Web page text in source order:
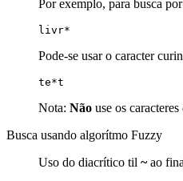
Por exemplo, para busca
livr*
Pode-se usar o caracter
te*t
Nota: Não use os
Busca usando algorítmo Fuzzy
Uso do diacrítico til ~ao